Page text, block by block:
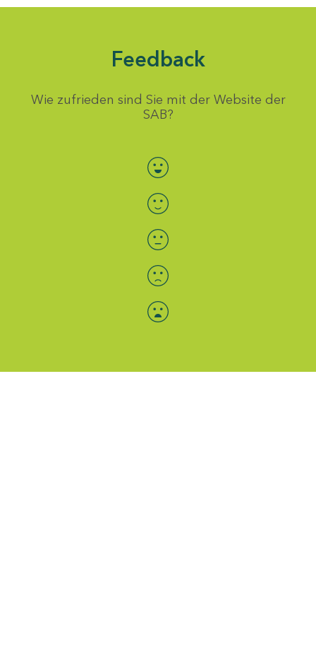
Feedback
Wie zufrieden sind Sie mit der Website der
SAB?
Bewertung auswählen